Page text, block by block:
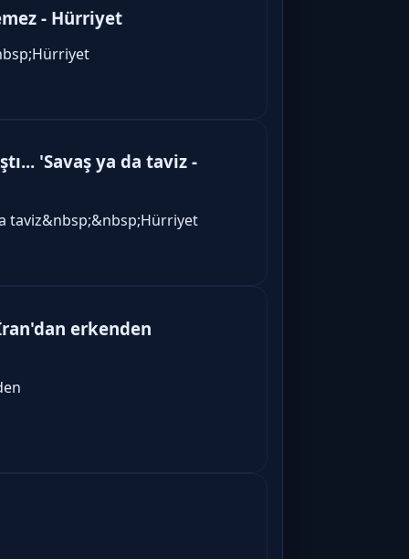
- Hürriyet
'Savaş ya da taviz -
taviz&nbsp;&nbsp;Hürriyet
erkenden